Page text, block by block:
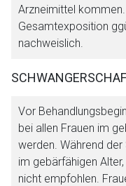
Arzneimittel
Gesamtexposition
nachweislich.
Vor
bei allen Frauen im
werden. Während
im gebärfähigen
nicht empfohlen.